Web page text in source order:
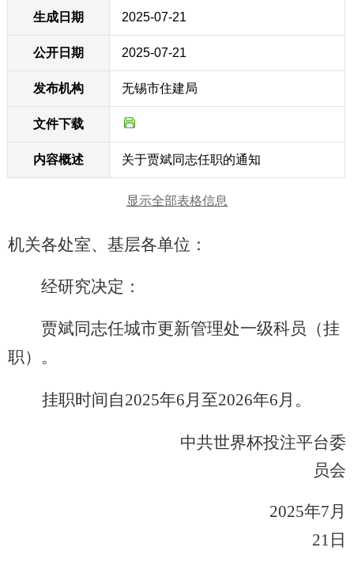
生成日期 2025-07-21
公开日期 2025-07-21
发布机构 无锡市住建局
文件下载
内容概述 关于贾斌同志任职的通知
显示全部表格信息
机关各处室、基层各单位：
经研究决定：
贾斌同志任城市更新管理处一级科员（挂
职）。
挂职时间自2025年6月至2026年6月。
中共世界杯投注平台委
员会
2025年7月
21 日